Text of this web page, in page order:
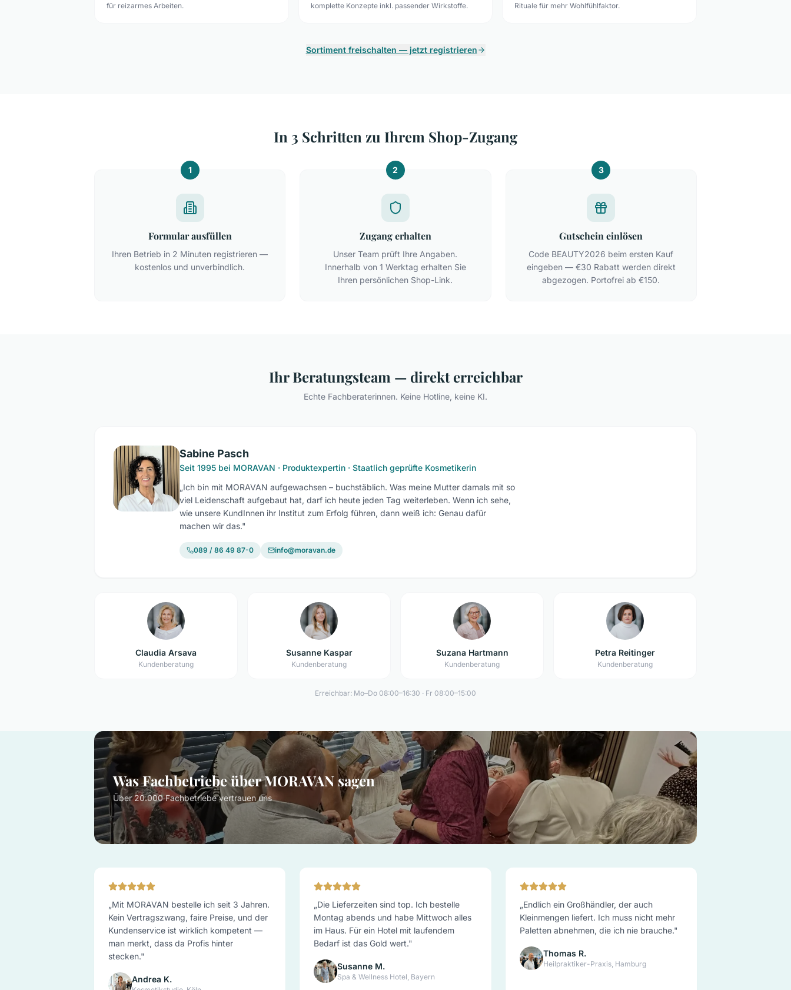
für reizarmes Arbeiten.
komplette Konzepte inkl. passender Wirkstoffe.
Rituale für mehr Wohlfühlfaktor.
Sortiment freischalten — jetzt registrieren
In 3 Schritten zu Ihrem Shop-Zugang
1
Formular ausfüllen
Ihren Betrieb in 2 Minuten registrieren —
kostenlos und unverbindlich.
2
Zugang erhalten
Unser Team prüft Ihre Angaben.
Innerhalb von 1 Werktag erhalten Sie
Ihren persönlichen Shop-Link.
3
Gutschein einlösen
Code BEAUTY2026 beim ersten Kauf
eingeben — €30 Rabatt werden direkt
abgezogen. Portofrei ab €150.
Ihr Beratungsteam — direkt erreichbar
Echte Fachberaterinnen. Keine Hotline, keine KI.
Sabine Pasch
Seit 1995 bei MORAVAN · Produktexpertin · Staatlich geprüfte Kosmetikerin
„Ich bin mit MORAVAN aufgewachsen – buchstäblich. Was meine Mutter damals mit so
viel Leidenschaft aufgebaut hat, darf ich heute jeden Tag weiterleben. Wenn ich sehe,
wie unsere KundInnen ihr Institut zum Erfolg führen, dann weiß ich: Genau dafür
machen wir das."
089 / 86 49 87-0 info@moravan.de
Claudia Arsava
Kundenberatung
Susanne Kaspar
Kundenberatung
Suzana Hartmann
Kundenberatung
Petra Reitinger
Kundenberatung
Erreichbar: Mo–Do 08:00–16:30 · Fr 08:00–15:00
Was Fachbetriebe über MORAVAN sagen
Über 20.000 Fachbetriebe vertrauen uns
„Mit MORAVAN bestelle ich seit 3 Jahren.
Kein Vertragszwang, faire Preise, und der
Kundenservice ist wirklich kompetent —
man merkt, dass da Profis hinter
stecken."
Andrea K.
„Die Lieferzeiten sind top. Ich bestelle
Montag abends und habe Mittwoch alles
im Haus. Für ein Hotel mit laufendem
Bedarf ist das Gold wert."
Susanne M.
Spa & Wellness Hotel, Bayern
„Endlich ein Großhändler, der auch
Kleinmengen liefert. Ich muss nicht mehr
Paletten abnehmen, die ich nie brauche."
Thomas R.
Heilpraktiker-Praxis, Hamburg